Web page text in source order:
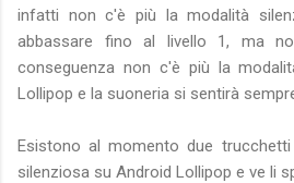
infatti non c'è più la modalità
abbassare fino al livello 1, ma
conseguenza non c'è più la
Lollipop e la suoneria si sentirà
Esistono al momento due
silenziosa su Android Lollipop e ve li